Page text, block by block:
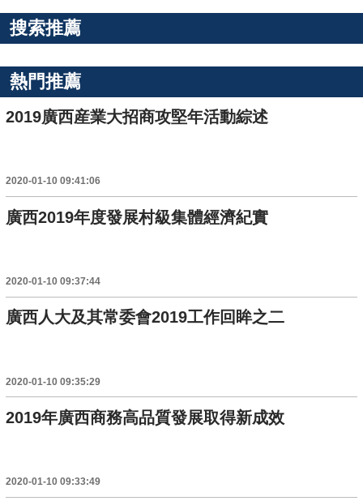
搜索推薦
熱門推薦
2019廣西産業大招商攻堅年活動綜述
2020-01-10 09:41:06
廣西2019年度發展村級集體經濟紀實
2020-01-10 09:37:44
廣西人大及其常委會2019工作回眸之二
2020-01-10 09:35:29
2019年廣西商務高品質發展取得新成效
2020-01-10 09:33:49